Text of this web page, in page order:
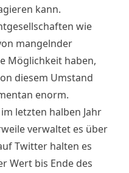
kann.
wie
mangelnder
Möglichkeit haben,
diesem Umstand
enorm.
letzten halben Jahr
verwaltet es über
Twitter halten es
Wert bis Ende des